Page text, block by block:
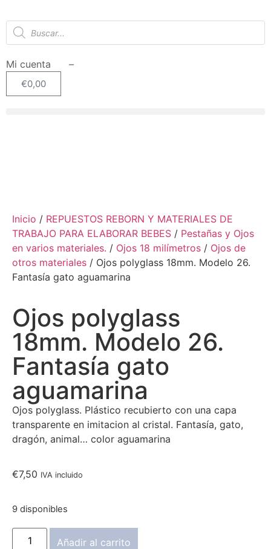
Mi cuenta –
€0,00
Inicio / REPUESTOS REBORN Y MATERIALES DE
TRABAJO PARA ELABORAR BEBES / Pestañas y Ojos
en varios materiales. / Ojos 18 milímetros / Ojos de
otros materiales / Ojos polyglass 18mm. Modelo 26.
Fantasía gato aguamarina
Ojos polyglass
18mm. Modelo 26.
Fantasía gato
aguamarina
Ojos polyglass. Plástico recubierto con una capa
transparente en imitacion al cristal. Fantasía, gato,
dragón, animal… color aguamarina
€7,50 IVA incluido
9 disponibles
Añadir al carrito